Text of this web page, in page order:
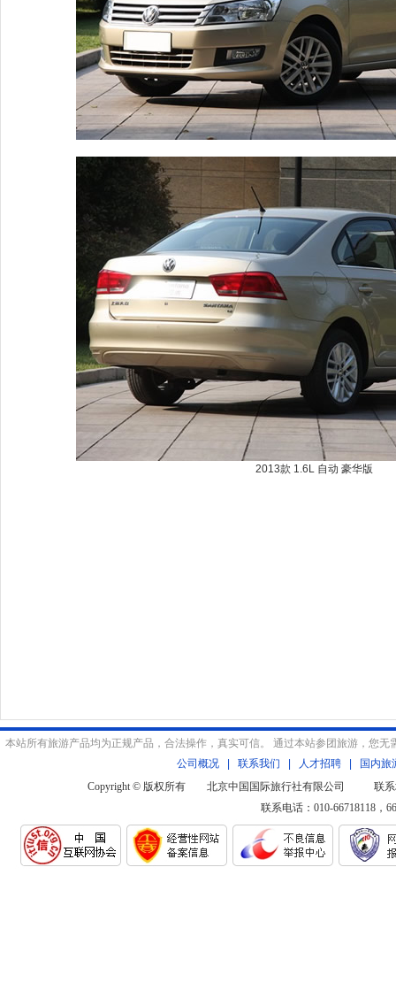
2013款 1.6L 自动 豪华版
本站所有旅游产品均为正规产品，合法操作，真实可信。 通过本站参团旅游，您
公司概况
联系我们 人才招聘
国内旅
Copyright © 版权所有 北京中国国际旅行社有限公司 联系
联系电话：010-66718118